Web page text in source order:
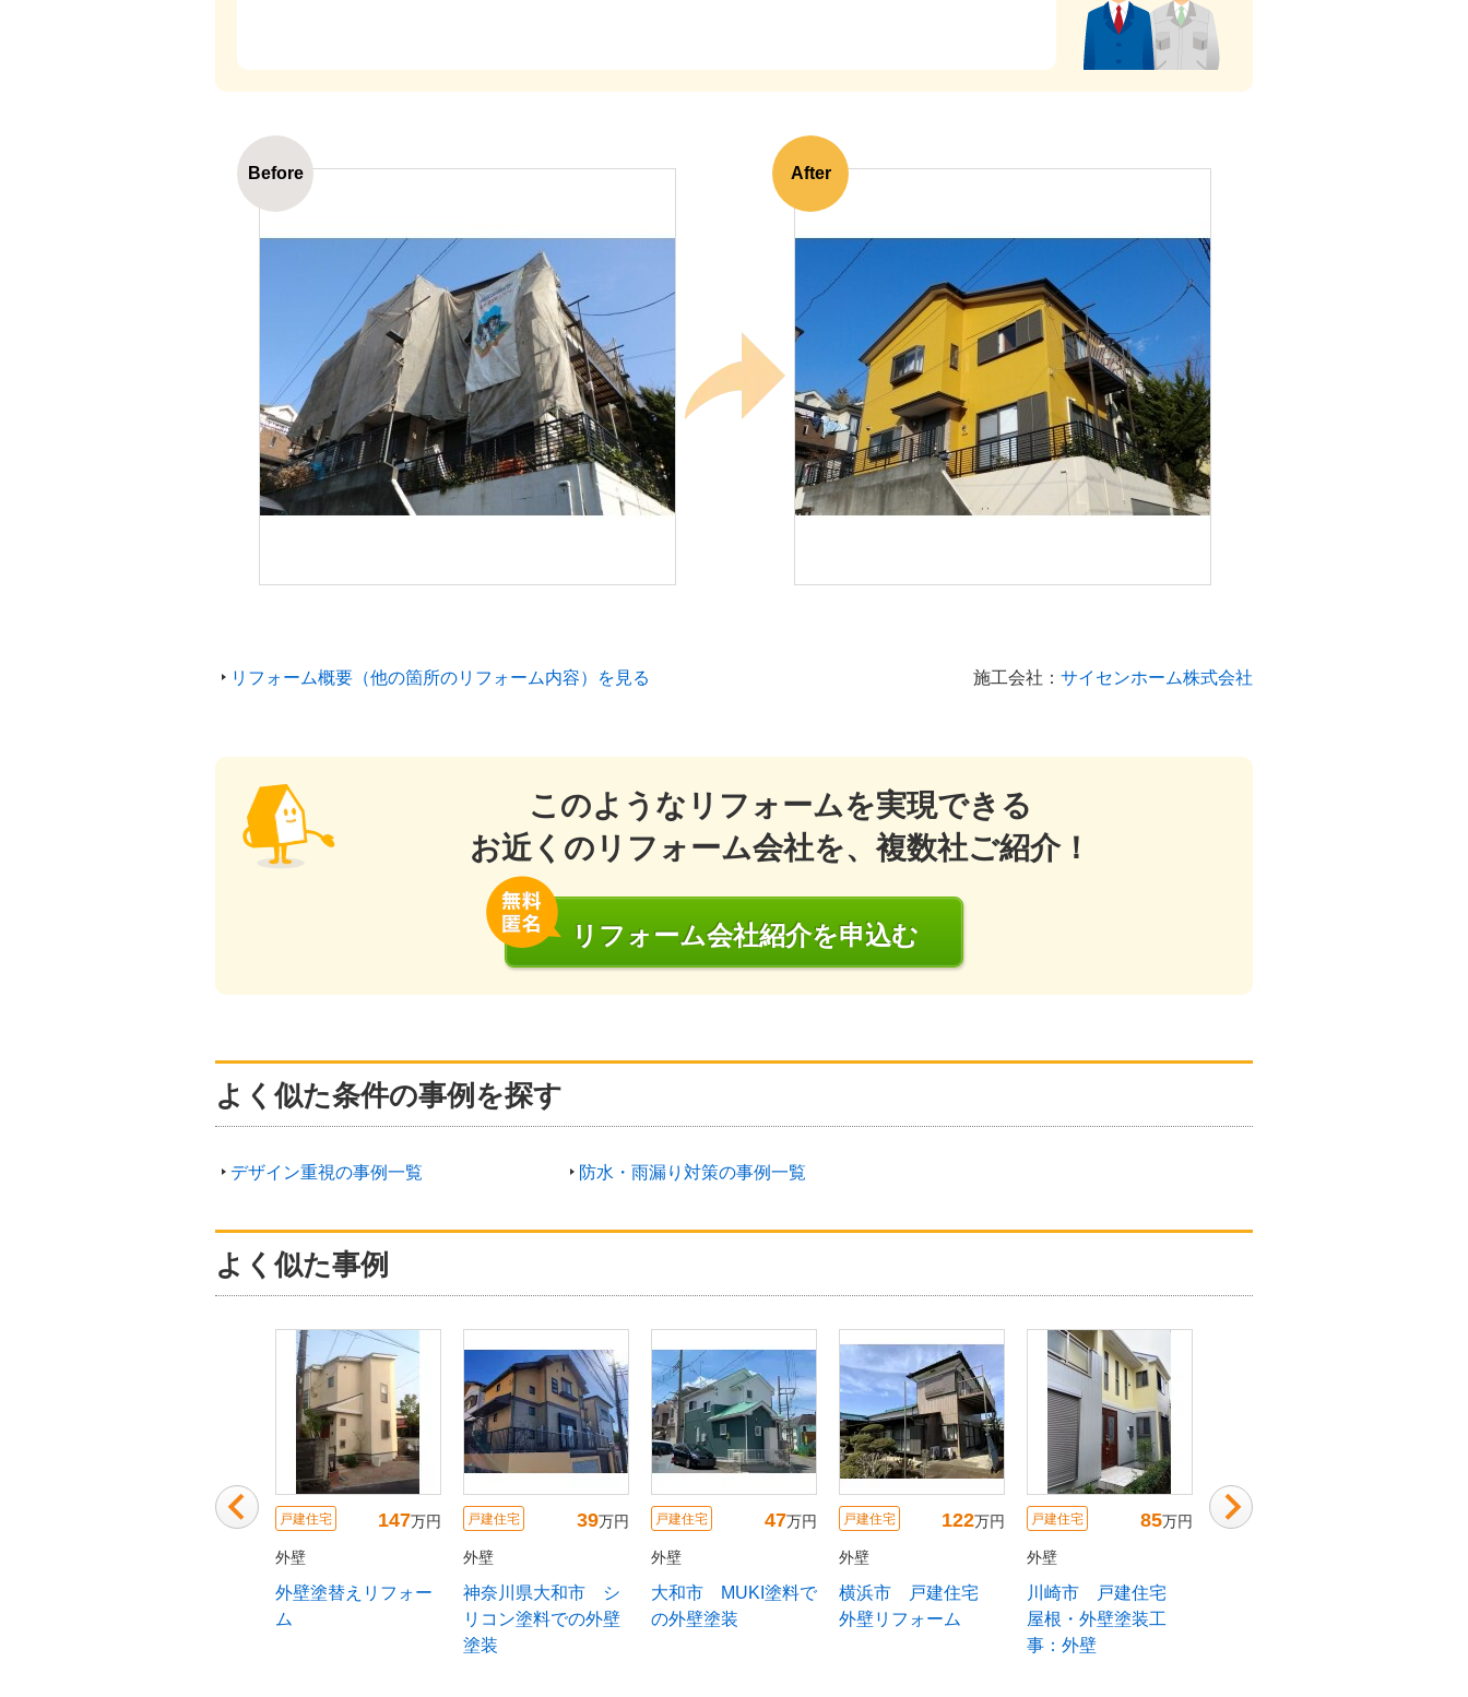
Before After
リフォーム概要（他の箇所のリフォーム内容）を見る 施工会社： サイセンホーム株式会社
このようなリフォームを実現できる
お近くのリフォーム会社を、複数社ご紹介！
リフォーム会社紹介を申込む
よく似た条件の事例を探す
デザイン重視の事例一覧 防水・雨漏り対策の事例一覧
よく似た事例
51万円 戸建住宅 147万円
外壁
外壁塗替えリフォー
ム
戸建住宅 39万円
外壁
神奈川県大和市 シ
リコン塗料での外壁
塗装
戸建住宅 47万円
外壁
大和市 MUKI塗料で
の外壁塗装
戸建住宅 122万円
外壁
横浜市 戸建住宅
外壁リフォーム
戸建住宅 85万円
外壁
川崎市 戸建住宅
屋根・外壁塗装工
事：外壁
戸建住宅